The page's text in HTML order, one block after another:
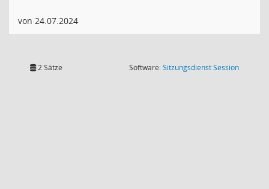
von 24.07.2024
2 Sätze Software:SitzungsdienstSession(Wird in